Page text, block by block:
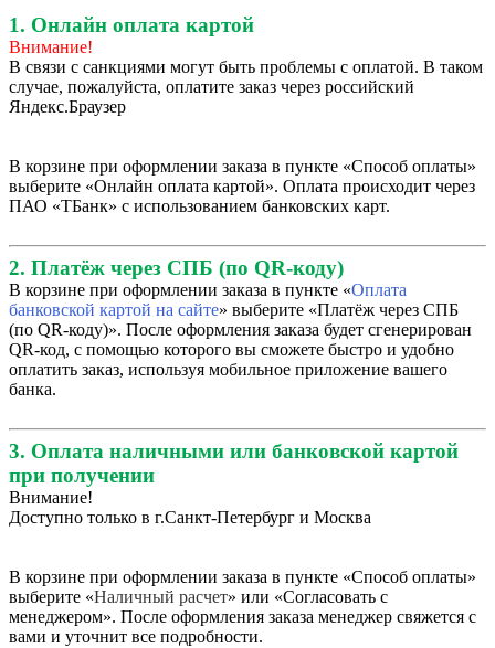
1. Онлайн оплата картой
Внимание!
В связи с санкциями могут быть проблемы с оплатой. В таком
случае, пожалуйста, оплатите заказ через российский
Яндекс.Браузер
В корзине при оформлении заказа в пункте «Способ оплаты»
выберите «Онлайн оплата картой». Оплата происходит через
ПАО «ТБанк» с использованием банковских карт.
2. Платёж через СПБ (по QR-коду)
В корзине при оформлении заказа в пункте «Оплата
банковской картой на сайте» выберите «Платёж через СПБ
(по QR-коду)». После оформления заказа будет сгенерирован
QR-код, с помощью которого вы сможете быстро и удобно
оплатить заказ, используя мобильное приложение вашего
банка.
3. Оплата наличными или банковской картой
при получении
Внимание!
Доступно только в г.Санкт-Петербург и Москва
В корзине при оформлении заказа в пункте «Способ оплаты»
выберите «Наличный расчет» или «Согласовать с
менеджером». После оформления заказа менеджер свяжется с
вами и уточнит все подробности.